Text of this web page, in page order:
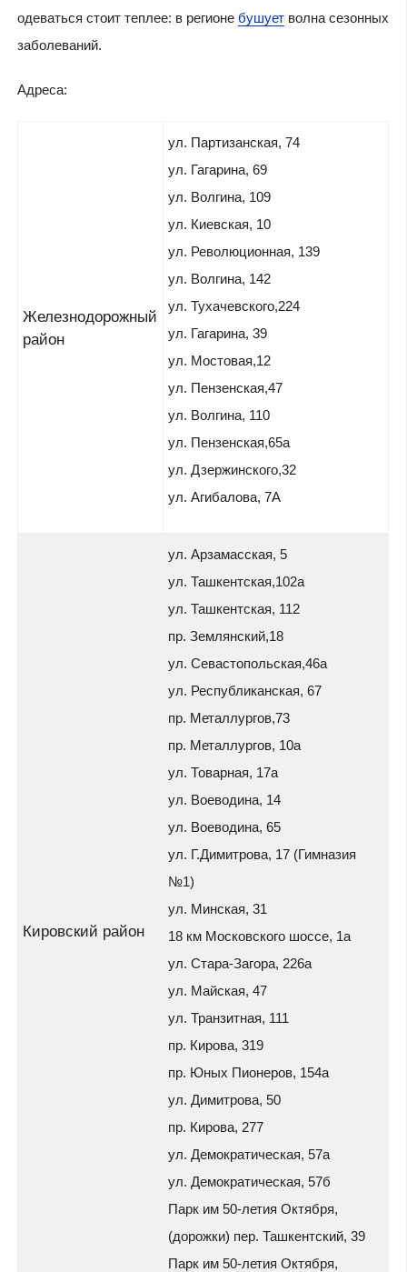
одеваться стоит теплее: в регионе бушуетволна сезонных
заболеваний.
Адреса:
Железнодорожный
район
ул. Партизанская, 74
ул. Гагарина, 69
ул. Волгина, 109
ул. Киевская, 10
ул. Революционная, 139
ул. Волгина, 142
ул. Тухачевского,224
ул. Гагарина, 39
ул. Мостовая,12
ул. Пензенская,47
ул. Волгина, 110
ул. Пензенская,65а
ул. Дзержинского,32
ул. Агибалова, 7А
Кировский район
ул. Арзамасская, 5
ул. Ташкентская,102а
ул. Ташкентская, 112
пр. Землянский,18
ул. Севастопольская,46а
ул. Республиканская, 67
пр. Металлургов,73
пр. Металлургов, 10а
ул. Товарная, 17а
ул. Воеводина, 14
ул. Воеводина, 65
ул. Г.Димитрова, 17 (Гимназия
№1)
ул. Минская, 31
18 км Московского шоссе, 1а
ул. Стара-Загора, 226а
ул. Майская, 47
ул. Транзитная, 111
пр. Кирова, 319
пр. Юных Пионеров, 154а
ул. Димитрова, 50
пр. Кирова, 277
ул. Демократическая, 57а
ул. Демократическая, 57б
Парк им 50-летия Октября,
(дорожки) пер. Ташкентский, 39
Парк им 50-летия Октября,